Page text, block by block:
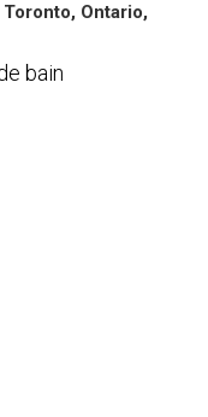
Toronto, Ontario,
bain